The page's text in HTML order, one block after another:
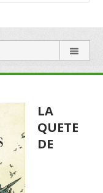
LA
QUETE
DE